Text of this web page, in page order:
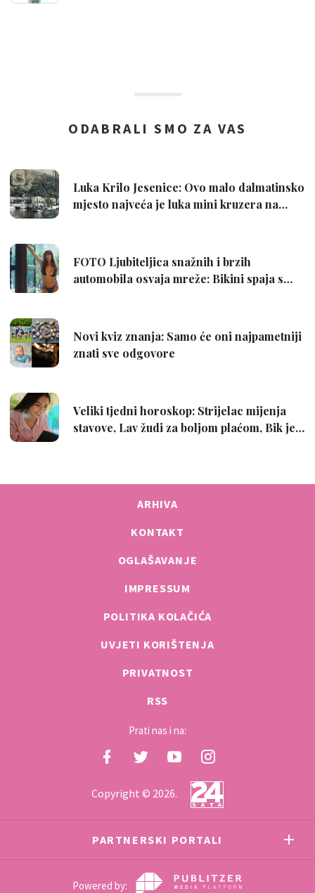
ARHIVA
KONTAKT
OGLAŠAVANJE
IMPRESSUM
POLITIKA KOLAČIĆA
UVJETI KORIŠTENJA
PRIVATNOST
RSS
Prati nas i na:
Copyright © 2026.
PARTNERSKI PORTALI
Powered by: